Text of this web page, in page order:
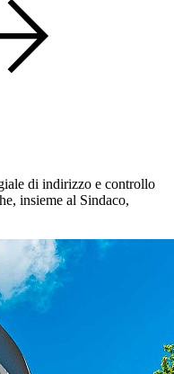
di indirizzo e controllo
insieme al Sindaco,